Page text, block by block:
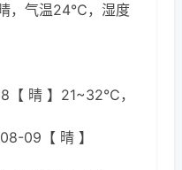
，气温24℃，湿度
【 晴 】21~32℃，
09【 晴 】